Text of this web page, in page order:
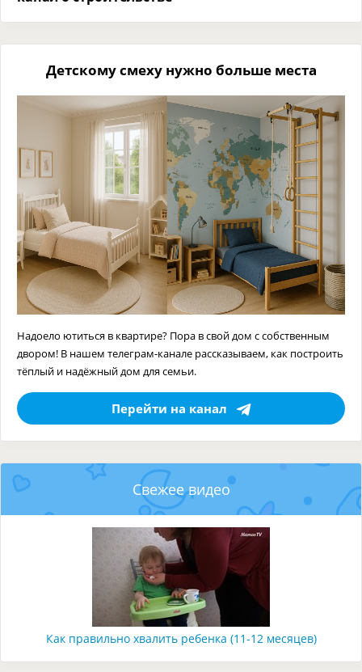
Детскому смеху нужно больше места
Надоело ютиться в квартире? Пора в свой дом с собственным
двором! В нашем телеграм-канале рассказываем, как построить
тёплый и надёжный дом для семьи.
Перейти на канал
Свежее видео
Как правильно хвалить ребенка (11-12 месяцев)